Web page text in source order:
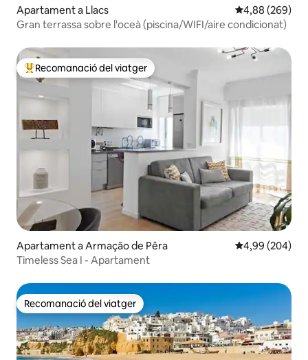
Apartament a Llacs 4,88 de
4,88 (269)
Gran terrassa sobre l'oceà (piscina/WIFI/aire condicionat)
Principals recomanacions dels viatgers
Recomanació del viatger
Apartament a Armação de Pêra 4,99 de
4,99 (204)
Timeless Sea I - Apartament
Recomanació del viatger
Recomanació del viatger